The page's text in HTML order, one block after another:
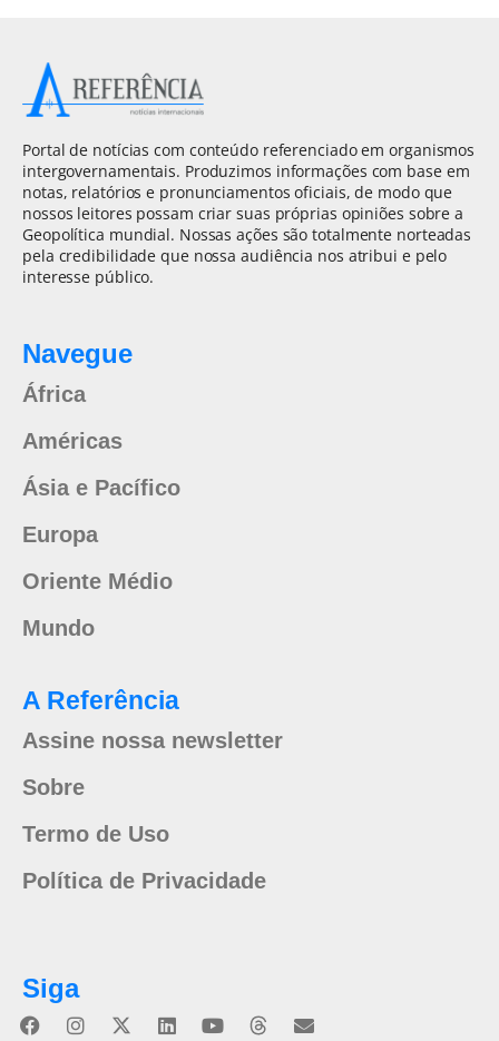
Portal de notícias com conteúdo referenciado em organismos
intergovernamentais. Produzimos informações com base em
notas, relatórios e pronunciamentos oficiais, de modo que
nossos leitores possam criar suas próprias opiniões sobre a
Geopolítica mundial. Nossas ações são totalmente norteadas
pela credibilidade que nossa audiência nos atribui e pelo
interesse público.
Navegue
África
Américas
Ásia e Pacífico
Europa
Oriente Médio
Mundo
A Referência
Assine nossa newsletter
Sobre
Termo de Uso
Política de Privacidade
Siga